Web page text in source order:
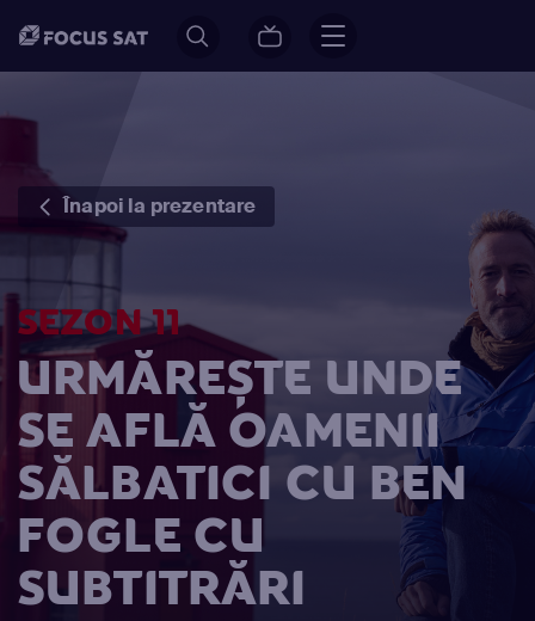
Înapoi la prezentare
SEZON 11
URMĂREȘTE UNDE
SE AFLĂ OAMENII
SĂLBATICI CU BEN
FOGLE CU
SUBTITRĂRI